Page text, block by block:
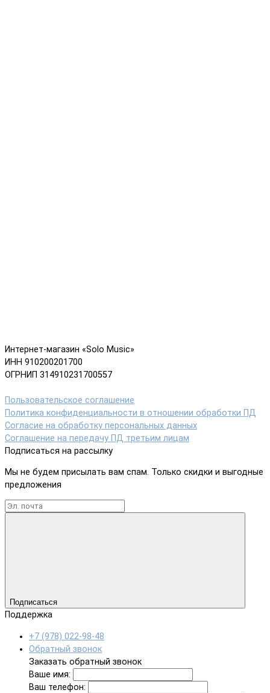
Интернет-магазин «Solo Music»
ИНН 910200201700
ОГРНИП 314910231700557
Пользовательское соглашение
Политика конфиденциальности в отношении обработки ПД
Согласие на обработку персональных данных
Соглашение на передачу ПД третьим лицам
Подписаться на рассылку
Мы не будем присылать вам спам. Только скидки и выгодные
предложения
Подписаться
Поддержка
+7 (978) 022-98-48
Обратный звонок
Заказать обратный звонок
Ваше имя:
Ваш телефон: